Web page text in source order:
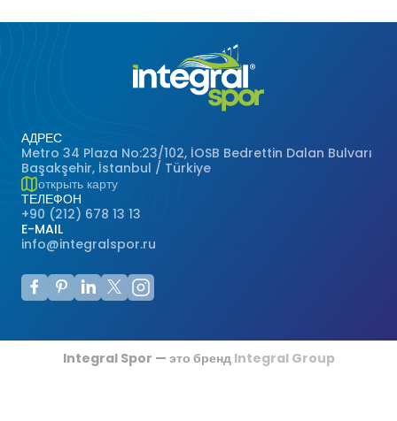
Гандбольные Корты
Многофункциональные Поля
Бейсбольные Поля
Регби Поля
Крикетные Поля
АДРЕС
Metro 34 Plaza No:23/102, İOSB Bedrettin Dalan Bulvarı
Başakşehir, İstanbul / Türkiye
открыть карту
ТЕЛЕФОН
+90 (212) 678 13 13
E-MAIL
info@integralspor.ru
Integral Spor — это бренд Integral Group